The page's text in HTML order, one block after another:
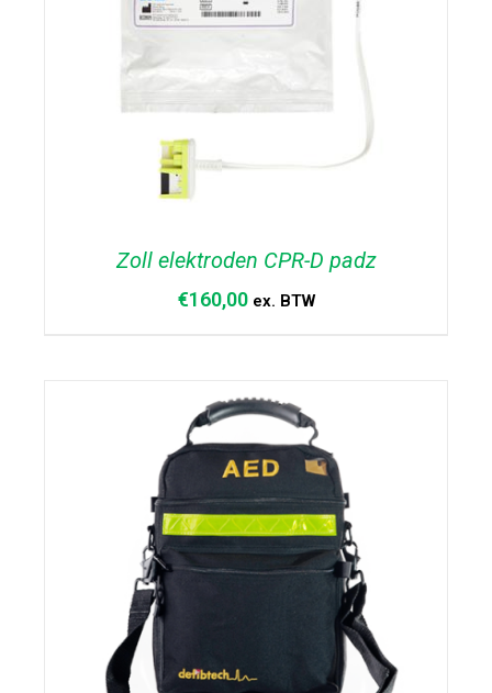
TOEVOEGEN AAN WINKELWAGEN
Zoll elektroden CPR-D padz
€160,00 ex. BTW